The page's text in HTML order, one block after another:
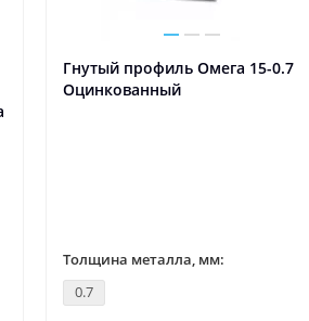
Гнутый профиль Омега 15-0.7
Оцинкованный
Толщина металла, мм:
0.7